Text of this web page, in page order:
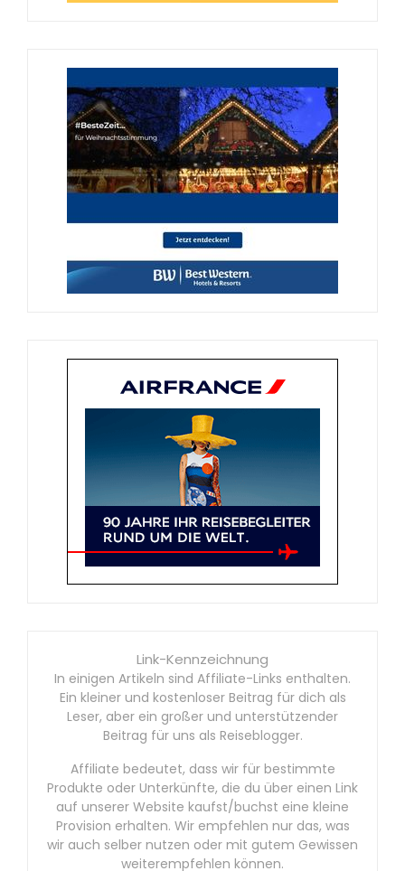
Link-Kennzeichnung
In einigen Artikeln sind Affiliate-Links enthalten.
Ein kleiner und kostenloser Beitrag für dich als
Leser, aber ein großer und unterstützender
Beitrag für uns als Reiseblogger.
Affiliate bedeutet, dass wir für bestimmte
Produkte oder Unterkünfte, die du über einen Link
auf unserer Website kaufst/buchst eine kleine
Provision erhalten. Wir empfehlen nur das, was
wir auch selber nutzen oder mit gutem Gewissen
weiterempfehlen können.